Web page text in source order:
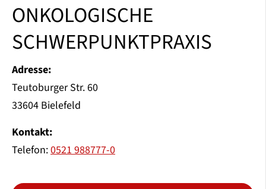
ONKOLOGISCHE
SCHWERPUNKTPRAXIS
Adresse:
Teutoburger Str. 60
33604 Bielefeld
Kontakt:
Telefon:0521 988777-0